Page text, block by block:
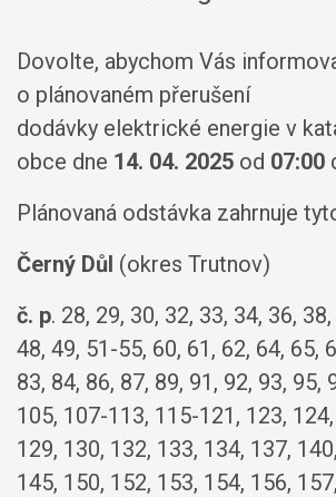
Dovolte, abychom Vás
o plánovaném přerušení
dodávky elektrické energie v
obce dne 14. 04. 2025 od 07:00
Plánovaná odstávka zahrnuje
Černý Důl (okres Trutnov)
č. p. 28, 29, 30, 32, 33, 34, 36,
48, 49, 51-55, 60, 61, 62, 64, 65,
83, 84, 86, 87, 89, 91, 92, 93, 95,
105, 107-113, 115-121, 123,
129, 130, 132, 133, 134, 137,
145, 150, 152, 153, 154, 156,